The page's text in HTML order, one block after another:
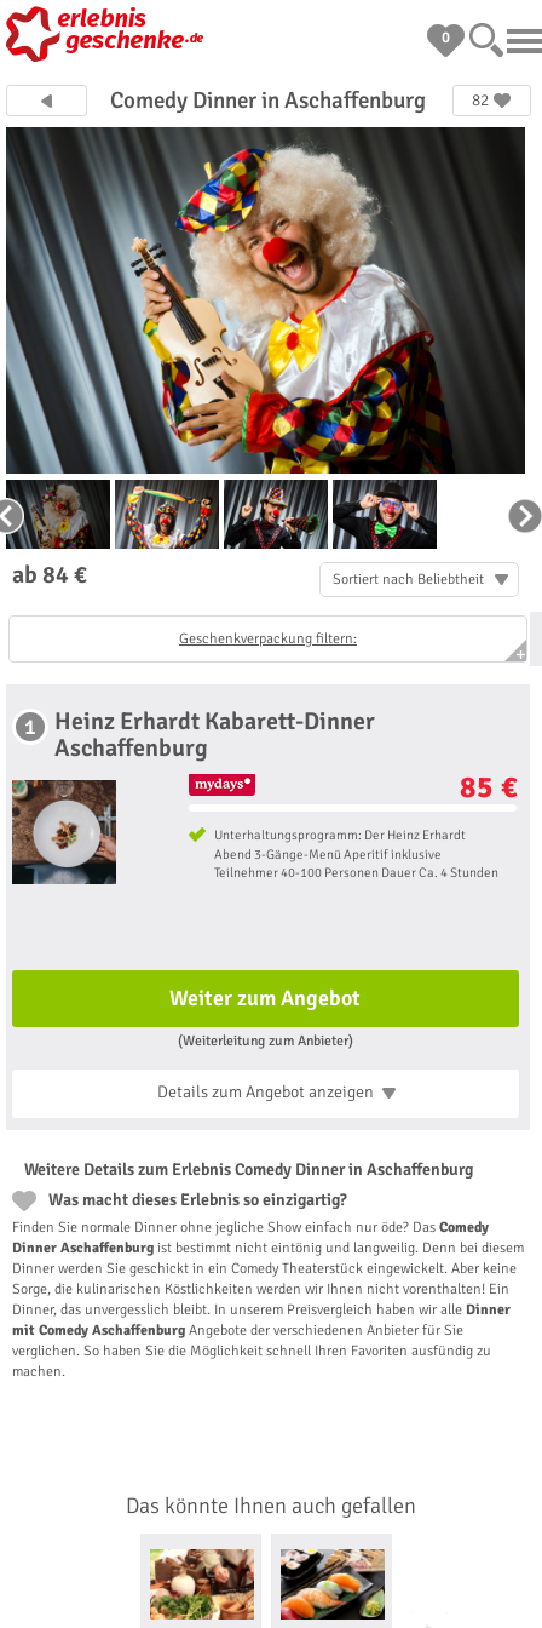
0
Comedy Dinner in Aschaffenburg 82
ab 84 € Sortiert nach Beliebtheit
Geschenkverpackung filtern:
1
Heinz Erhardt Kabarett-Dinner
Aschaffenburg
85 €
Unterhaltungsprogramm: Der Heinz Erhardt
Abend 3-Gänge-Menü Aperitif inklusive
Teilnehmer 40-100 Personen Dauer Ca. 4 Stunden
Weiter zum Angebot
(Weiterleitung zum Anbieter)
Details zum Angebotanzeigen
Weitere Details zum Erlebnis Comedy Dinner in Aschaffenburg
Was macht dieses Erlebnis so einzigartig?
Finden Sie normale Dinner ohne jegliche Show einfach nur öde? Das Comedy
Dinner Aschaffenburg ist bestimmt nicht eintönig und langweilig. Denn bei diesem
Dinner werden Sie geschickt in ein Comedy Theaterstück eingewickelt. Aber keine
Sorge, die kulinarischen Köstlichkeiten werden wir Ihnen nicht vorenthalten! Ein
Dinner, das unvergesslich bleibt. In unserem Preisvergleich haben wir alle Dinner
mit Comedy Aschaffenburg Angebote der verschiedenen Anbieter für Sie
verglichen. So haben Sie die Möglichkeit schnell Ihren Favoriten ausfündig zu
machen.
Das könnte Ihnen auch gefallen